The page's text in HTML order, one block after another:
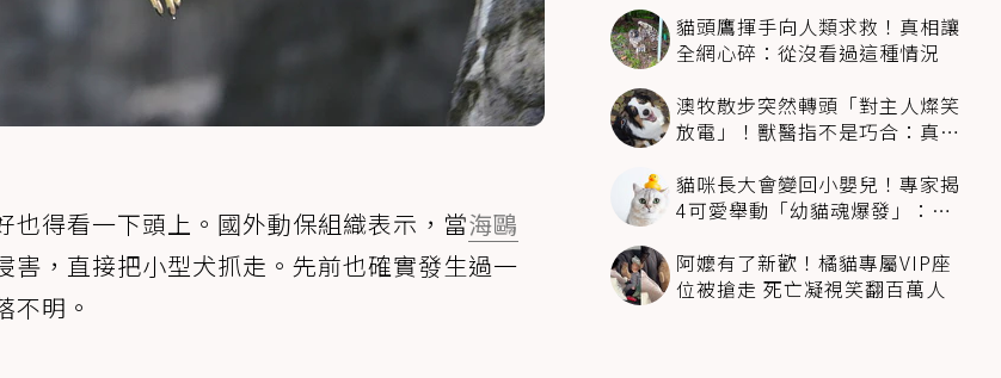
得看一下頭上。國外動保組織表示，當海鷗
，直接把小型犬抓走。先前也確實發生過一
不明。
貓頭鷹揮手向人類求救！真相讓
全網心碎：從沒看過這種情況
澳牧散步突然轉頭「對主人燦笑
放電」！獸醫指不是巧合：真相
貓咪長大會變回小嬰兒！專家揭
4可愛舉動「幼貓魂爆發」：本
阿嬤有了新歡！橘貓專屬VIP座
位被搶走 死亡凝視笑翻百萬人